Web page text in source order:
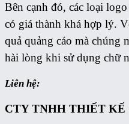
Bên cạnh đó, các loại
có giá thành khá hợp lý.
quả quảng cáo mà chúng
hài lòng khi sử dụng chữ
Liên hệ:
CTY TNHH THIẾT KẾ